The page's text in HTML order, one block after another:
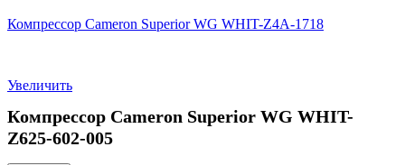
Компрессор Cameron Superior WG WHIT-Z4A-1718
Увеличить
Компрессор Cameron Superior WG WHIT-
Z625-602-005